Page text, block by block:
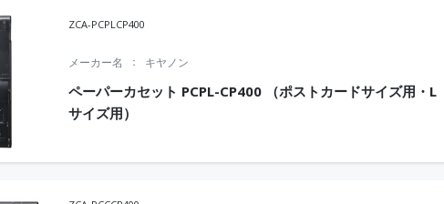
ZCA-PCPLCP400
ペーパーカセット PCPL-CP400 （ポストカードサイズ用・L
サイズ用）
メーカー名 キヤノン